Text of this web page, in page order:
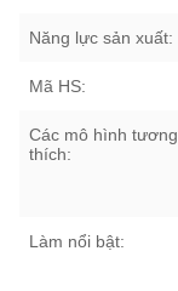
Năng lực sản xuất:
Mã HS:
Các mô hình tương
thích:
Làm nổi bật: